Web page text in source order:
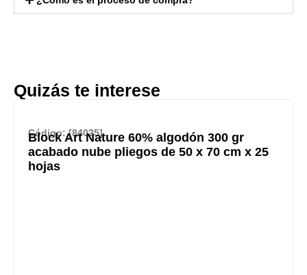
Quizás te interese
Código: [84025]
Block Art Nature 60% algodón 300 gr
acabado nube pliegos de 50 x 70 cm x 25
hojas